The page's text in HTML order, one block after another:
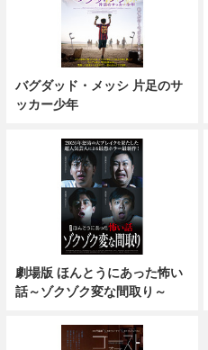
バグダッド・メッシ 片足のサ
ッカー少年
劇場版 ほんとうにあった怖い
話～ゾクゾク変な間取り～